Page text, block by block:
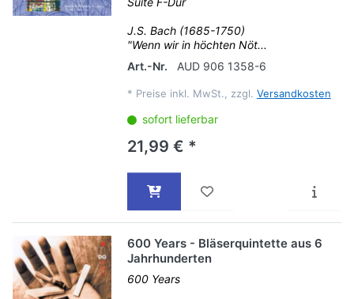
J.S. Bach (1685-1750)
"Wenn wir in höchten Nöt...
Art.-Nr.
AUD 906 1358-6
* Preise inkl. MwSt., zzgl. Versandkosten
sofort lieferbar
21,99 € *
600 Years - Bläserquintette aus 6
Jahrhunderten
600 Years